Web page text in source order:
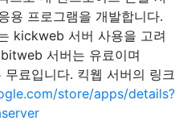
용 프로그램을 개발합니다.
kickweb 서버 사용을 고려
서버는 유료이며
료입니다. 킥웹 서버의 링크
store/apps/details?